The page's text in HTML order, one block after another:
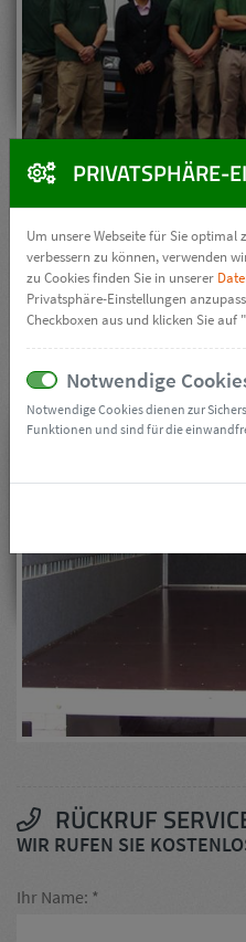
PRIVATSPHÄRE-
Um unsere Webseite für Sie
verbessern zu können, verwenden
zu Cookies finden Sie in unserer
Privatsphäre-Einstellungen
Checkboxen aus und klicken Sie
Notwendige
Notwendige Cookies dienen zur
Funktionen und sind für die
RÜCKRUF
WIR RUFEN SIE
Ihr Name: